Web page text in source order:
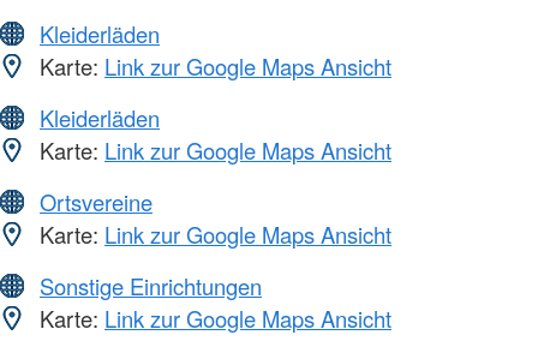
Kleiderläden
Karte: Link zur Google Maps Ansicht
Kleiderläden
Karte: Link zur Google Maps Ansicht
Ortsvereine
Karte: Link zur Google Maps Ansicht
Sonstige Einrichtungen
Karte: Link zur Google Maps Ansicht